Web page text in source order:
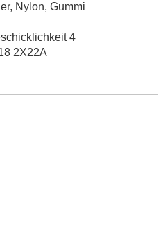
Nylon, Gummi
4
2X22A